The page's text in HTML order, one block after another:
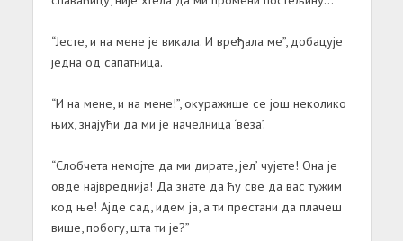
“Јесте, и на мене је викала. И вређала ме”, добацује
једна од сапатница.
“И на мене, и на мене!”, окуражише се још неколико
њих, знајући да ми је начелница ‘веза’.
“Слобчета немојте да ми дирате, јел’ чујете! Она је
овде највреднија! Да знате да ћу све да вас тужим
код ње! Ајде сад, идем ја, а ти престани да плачеш
више, побогу, шта ти је?”